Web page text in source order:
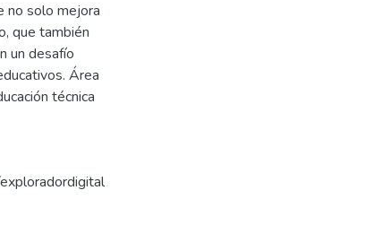
no solo mejora
que también
un desafío
Área
técnica